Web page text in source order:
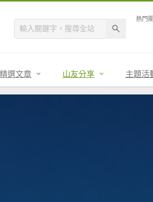
熱門
精選文章 山友分享 主題活